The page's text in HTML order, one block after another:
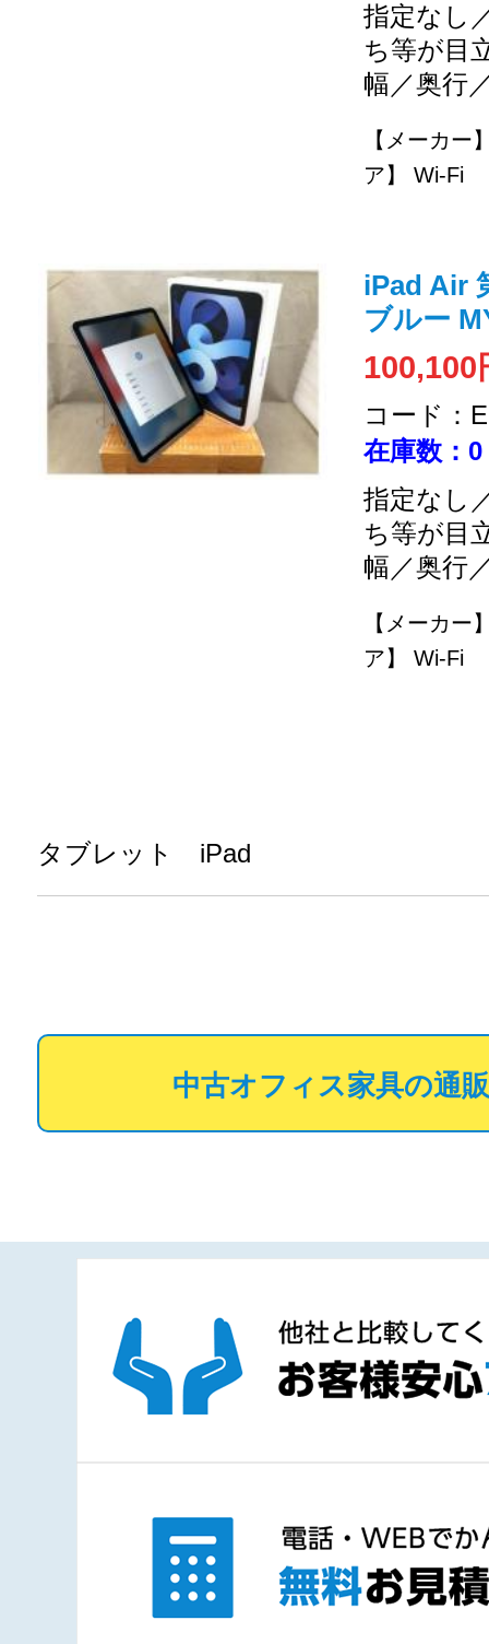
指定なし
ち等が目
幅／奥行
【メーカー
ア】 Wi-Fi
iPad Air
ブルー
100,100
コード：
在庫数：0
指定なし
ち等が目
幅／奥行
【メーカー
ア】 Wi-Fi
タブレット iPad
中古オフィス家具の通